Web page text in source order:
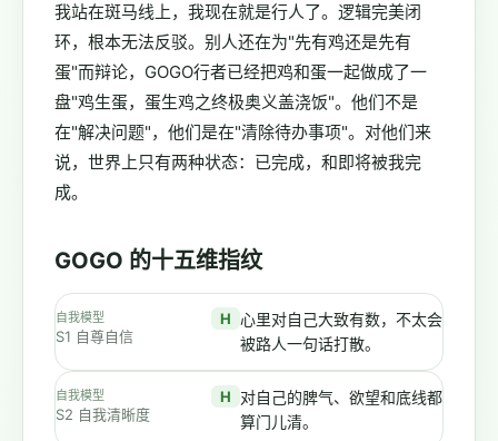
我站在斑马线上，我现在就是行人了。逻辑完美闭
环，根本无法反驳。别人还在为"先有鸡还是先有
蛋"而辩论，GOGO行者已经把鸡和蛋一起做成了一
盘"鸡生蛋，蛋生鸡之终极奥义盖浇饭"。他们不是
在"解决问题"，他们是在"清除待办事项"。对他们来
说，世界上只有两种状态：已完成，和即将被我完
成。
GOGO 的十五维指纹
自我模型
S1 自尊自信
H 心里对自己大致有数，不太会
被路人一句话打散。
自我模型
S2 自我清晰度
H
对自己的脾气、欲望和底线都
算门儿清。